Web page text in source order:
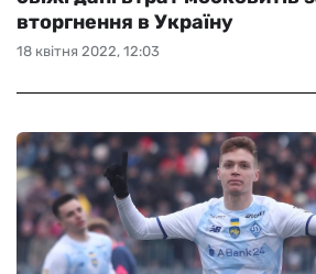
18 квітня 2022, 12:03
вторгнення в Україну